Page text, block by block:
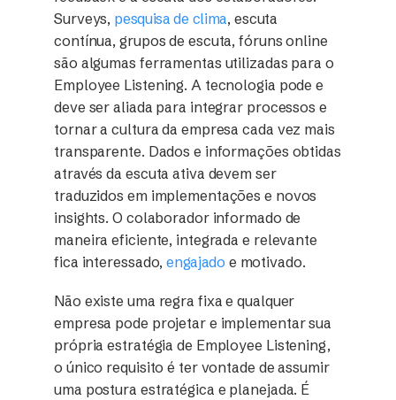
Surveys, pesquisa de clima, escuta
contínua, grupos de escuta, fóruns online
são algumas ferramentas utilizadas para o
Employee Listening. A tecnologia pode e
deve ser aliada para integrar processos e
tornar a cultura da empresa cada vez mais
transparente. Dados e informações obtidas
através da escuta ativa devem ser
traduzidos em implementações e novos
insights. O colaborador informado de
maneira eficiente, integrada e relevante
fica interessado,engajado e motivado.
Não existe uma regra fixa e qualquer
empresa pode projetar e implementar sua
própria estratégia de Employee Listening,
o único requisito é ter vontade de assumir
uma postura estratégica e planejada. É